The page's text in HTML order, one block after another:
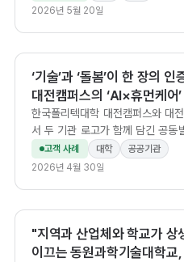
급까지 - 교수·교육혁신원·산학협
2026년 5월 20일
‘기술’과 ‘돌봄’이 한 장의
대전캠퍼스의 ‘AI×휴먼케어
한국폴리텍대학 대전캠퍼스와 대
서 두 기관 로고가 함께 담긴 공동
역량을 단계별 데이터로 증명합니다.
고객 사례 대학
공공기관
2026년 4월 30일
"지역과 산업체와 학교가 상
이끄는 동원과학기술대학교